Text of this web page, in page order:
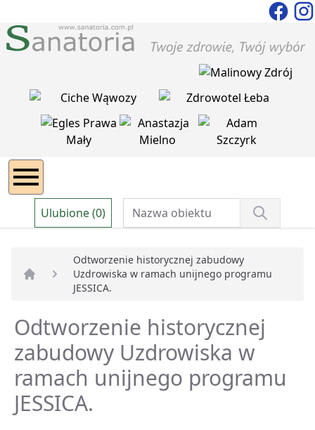
Ulubione (0)
Strona główna
Odtworzenie historycznej zabudowy
Uzdrowiska w ramach unijnego programu
JESSICA.
Odtworzenie historycznej
zabudowy Uzdrowiska w
ramach unijnego programu
JESSICA.